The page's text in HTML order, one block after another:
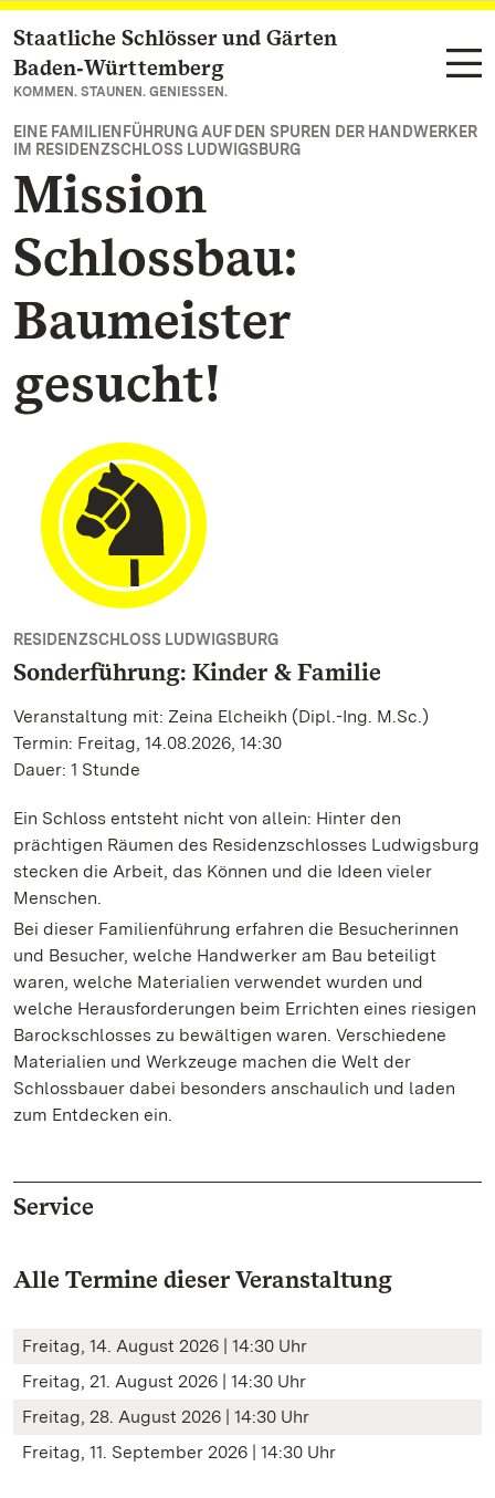
Zum Hauptinhalt springen
Staatliche Schlösser und Gärten
Baden‑Württemberg
KOMMEN. STAUNEN. GENIESSEN.
EINE FAMILIENFÜHRUNG AUF DEN SPUREN DER HANDWERKER
IM RESIDENZSCHLOSS LUDWIGSBURG
Mission
Schlossbau:
Baumeister
gesucht!
RESIDENZSCHLOSS LUDWIGSBURG
Sonderführung: Kinder & Familie
Veranstaltung mit: Zeina Elcheikh (Dipl.-Ing. M.Sc.)
Termin: Freitag, 14.08.2026, 14:30
Dauer: 1 Stunde
Ein Schloss entsteht nicht von allein: Hinter den
prächtigen Räumen des Residenzschlosses Ludwigsburg
stecken die Arbeit, das Können und die Ideen vieler
Menschen.
Bei dieser Familienführung erfahren die Besucherinnen
und Besucher, welche Handwerker am Bau beteiligt
waren, welche Materialien verwendet wurden und
welche Herausforderungen beim Errichten eines riesigen
Barockschlosses zu bewältigen waren. Verschiedene
Materialien und Werkzeuge machen die Welt der
Schlossbauer dabei besonders anschaulich und laden
zum Entdecken ein.
Service
Alle Termine dieser Veranstaltung
Freitag, 14. August 2026 | 14:30 Uhr
Freitag, 21. August 2026 | 14:30 Uhr
Freitag, 28. August 2026 | 14:30 Uhr
Freitag, 11. September 2026 | 14:30 Uhr